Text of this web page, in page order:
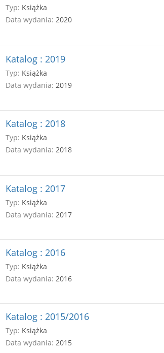
Typ: Książka
Data wydania: 2020
Katalog : 2019
Typ: Książka
Data wydania: 2019
Katalog : 2018
Typ: Książka
Data wydania: 2018
Katalog : 2017
Typ: Książka
Data wydania: 2017
Katalog : 2016
Typ: Książka
Data wydania: 2016
Katalog : 2015/2016
Typ: Książka
Data wydania: 2015